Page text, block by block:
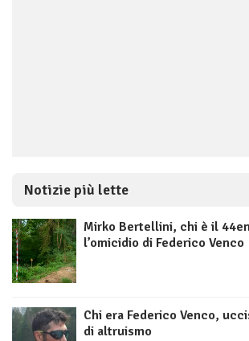
Notizie più lette
Mirko Bertellini, chi è il
l’omicidio di Federico Venco
Chi era Federico Venco,
di altruismo